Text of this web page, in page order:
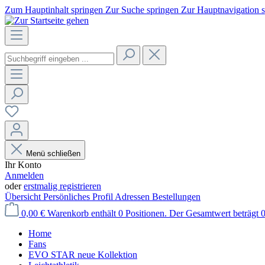
Zum Hauptinhalt springen Zur Suche springen Zur Hauptnavigation
Menü schließen
Ihr Konto
Anmelden
odererstmalig registrieren
Übersicht Persönliches Profil Adressen Bestellungen
0,00 € Warenkorb enthält 0 Positionen. Der Gesamtwert beträgt
Home
Fans
EVO STAR neue Kollektion